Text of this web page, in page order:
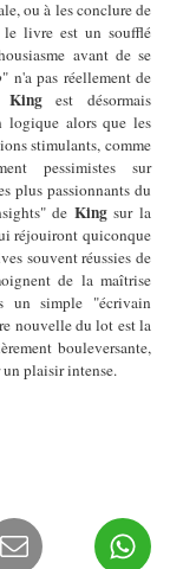
ou à les conclure de
livre est un soufflé
avant de se
" n'a pas réellement de
Kingest désormais
logique alors que les
stimulants, comme
pessimistes sur
plus passionnants du
de Kingsur la
réjouiront quiconque
souvent réussies de
de la maîtrise
un simple "écrivain
nouvelle du lot est la
bouleversante,
plaisir intense.